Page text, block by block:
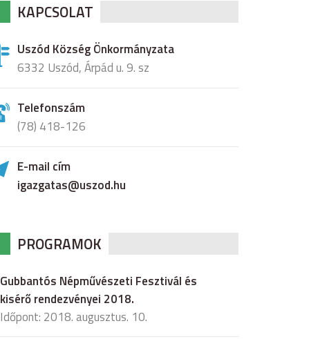
KAPCSOLAT
Uszód Község Önkormányzata
6332 Uszód, Árpád u. 9. sz
Telefonszám
(78) 418-126
E-mail cím
igazgatas@uszod.hu
PROGRAMOK
Gubbantós Népművészeti Fesztivál és
kisérő rendezvényei 2018.
Időpont: 2018. augusztus. 10.